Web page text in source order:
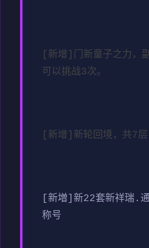
[新增]门新童子之力，
可以挑战3次。
[新增]新轮回境，共7
[新増]新22套新祥瑞.
称号